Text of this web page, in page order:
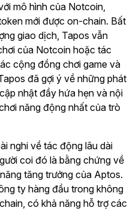
mô hình của Notcoin,
mới được on-chain. Bất
giao dịch, Tapos vẫn
của Notcoin hoặc tác
cộng đồng chơi game và
đã gợi ý về những phát
nhật đầy hứa hẹn và nội
năng động nhất của trò
nghi về tác động lâu dài
coi đó là bằng chứng về
tăng trưởng của Aptos.
ty hàng đầu trong không
có khả năng hỗ trợ các